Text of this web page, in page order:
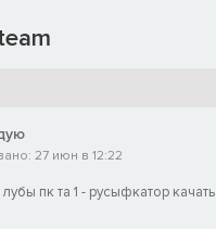
27 июн в 12:22
пк та 1 - русыфкатор качать